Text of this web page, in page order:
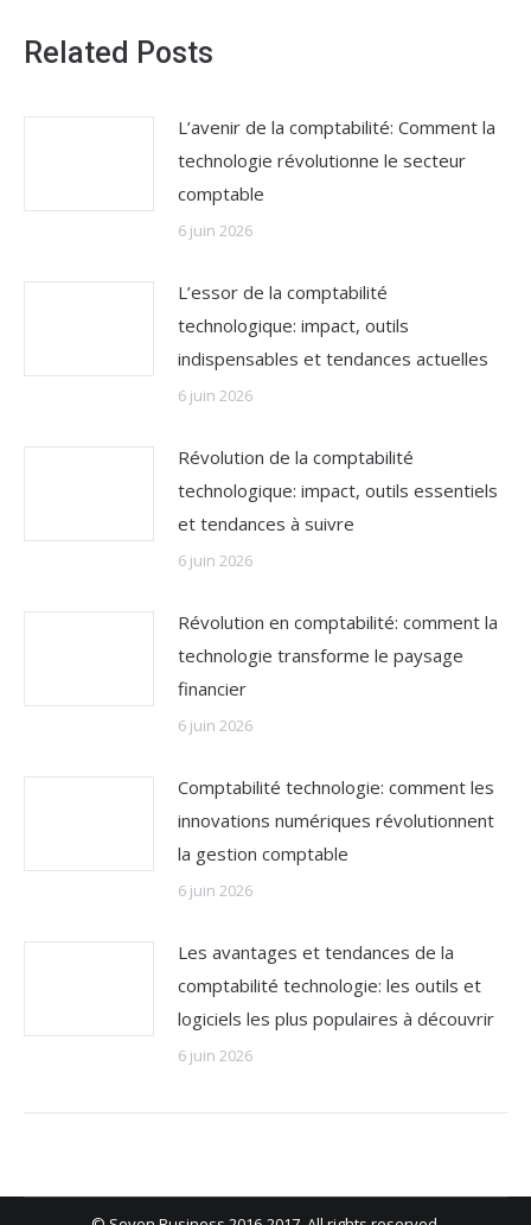
Related Posts
L’avenir de la comptabilité: Comment la
technologie révolutionne le secteur
comptable
6 juin 2026
L’essor de la comptabilité
technologique: impact, outils
indispensables et tendances actuelles
6 juin 2026
Révolution de la comptabilité
technologique: impact, outils essentiels
et tendances à suivre
6 juin 2026
Révolution en comptabilité: comment la
technologie transforme le paysage
financier
6 juin 2026
Comptabilité technologie: comment les
innovations numériques révolutionnent
la gestion comptable
6 juin 2026
Les avantages et tendances de la
comptabilité technologie: les outils et
logiciels les plus populaires à découvrir
6 juin 2026